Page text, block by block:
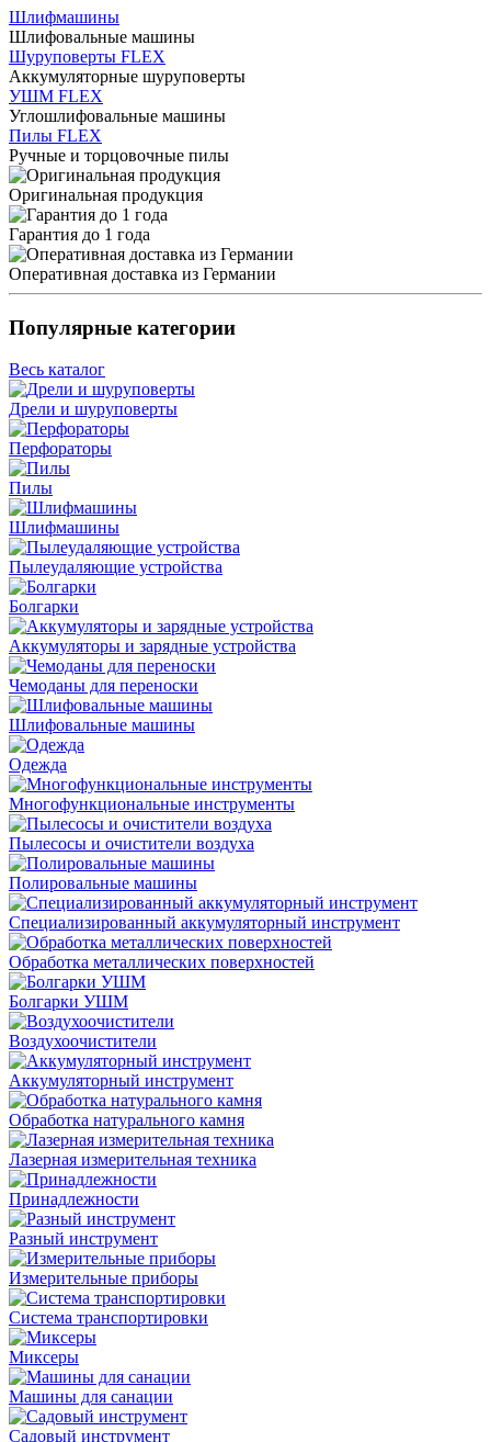
Шлифмашины
Шлифовальные машины
Шуруповерты FLEX
Аккумуляторные шуруповерты
УШМ FLEX
Углошлифовальные машины
Пилы FLEX
Ручные и торцовочные пилы
Оригинальная продукция
Гарантия до 1 года
Оперативная доставка из Германии
Популярные категории
Весь каталог
Дрели и шуруповерты
Перфораторы
Пилы
Шлифмашины
Пылеудаляющие устройства
Болгарки
Аккумуляторы и зарядные устройства
Чемоданы для переноски
Шлифовальные машины
Одежда
Многофункциональные инструменты
Пылесосы и очистители воздуха
Полировальные машины
Специализированный аккумуляторный инструмент
Обработка металлических поверхностей
Болгарки УШМ
Воздухоочистители
Аккумуляторный инструмент
Обработка натурального камня
Лазерная измерительная техника
Принадлежности
Разный инструмент
Измерительные приборы
Система транспортировки
Миксеры
Машины для санации
Садовый инструмент